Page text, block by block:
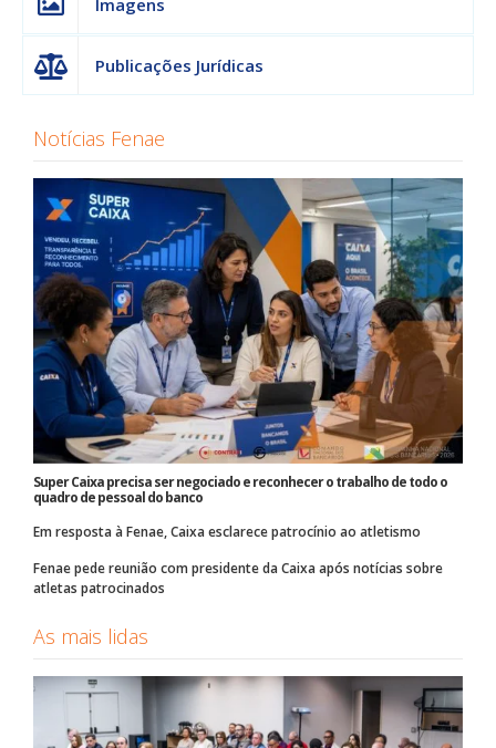
Imagens
Publicações Jurídicas
Notícias Fenae
Super Caixa precisa ser negociado e reconhecer o trabalho de todo o
quadro de pessoal do banco
Em resposta à Fenae, Caixa esclarece patrocínio ao atletismo
Fenae pede reunião com presidente da Caixa após notícias sobre
atletas patrocinados
As mais lidas